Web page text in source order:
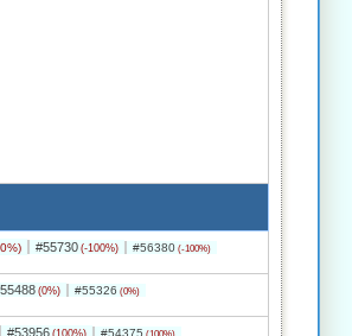
#55730 (-100%) #56380 (-100%)
(0%) #55326 (0%)
#53956 (100%) #54375 (100%)